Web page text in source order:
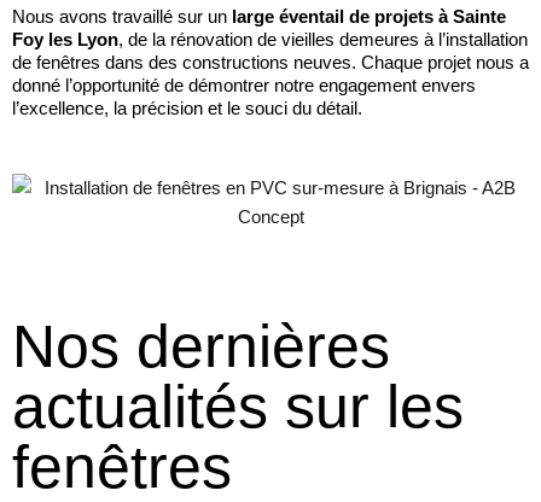
Nous avons travaillé sur un large éventail de projets à Sainte
Foy les Lyon, de la rénovation de vieilles demeures à l’installation
de fenêtres dans des constructions neuves. Chaque projet nous a
donné l’opportunité de démontrer notre engagement envers
l’excellence, la précision et le souci du détail.
Nos dernières
actualités sur les
fenêtres